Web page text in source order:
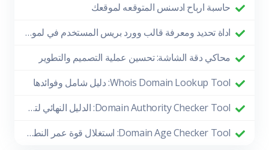
حاسبة ارباح ادسنس المتوقعه لموقعك
اداة تحديد ومعرفة قالب وورد بريس المستخدم في لموقع
محاكي دقة الشاشة: تحسين عملية التصميم والتطوير
Whois Domain Lookup Tool: دليل شامل وفوائدها
Domain Authority Checker Tool: الدليل النهائي لتعزيز أداء موقعك في تحسين محركات البحث
Domain Age Checker Tool: استغلال قوة عمر النطاق لتحقيق نجاح SEO